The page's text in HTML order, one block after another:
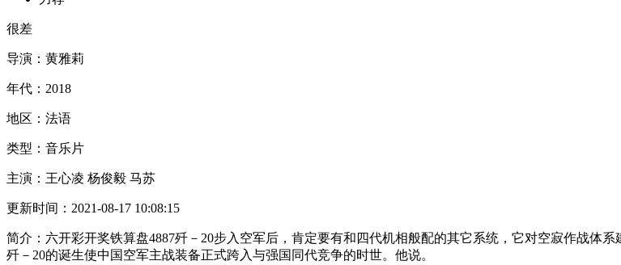
很差
导演： 黄雅莉
年代： 2018
地区： 法语
类型： 音乐片
主演： 王心凌 杨俊毅 马苏
更新时间： 2021-08-17 10:08:15
简介： 六开彩开奖铁算盘4887歼－20步入空军后，肯定要有和四代机相般配的其它系统，它对空寂作战体
歼－20的诞生使中国空军主战装备正式跨入与强国同代竞争的时世。他说。